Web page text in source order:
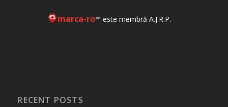
marca-ro™ este membră A.J.R.P.
RECENT POSTS